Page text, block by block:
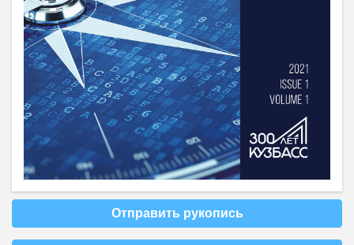
Отправить рукопись